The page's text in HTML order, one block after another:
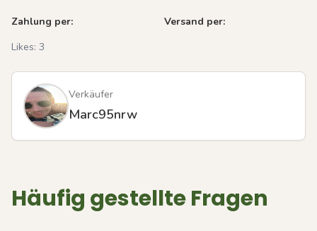
Zahlung per:
Versand per:
Likes: 3
Verkäufer
Marc95nrw
Häufig gestellte Fragen